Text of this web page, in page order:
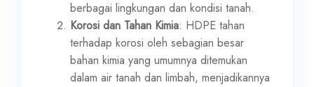
berbagai lingkungan dan kondisi tanah.
Korosi dan Tahan Kimia: HDPE tahan
terhadap korosi oleh sebagian besar
bahan kimia yang umumnya ditemukan
dalam air tanah dan limbah, menjadikannya